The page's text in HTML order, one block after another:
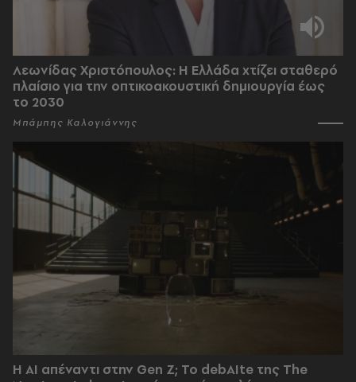
Λεωνίδας Χριστόπουλος: Η Ελλάδα χτίζει σταθερό
πλαίσιο για την οπτικοακουστική δημιουργία έως
το 2030
Μπάμπης Καλογιάννης
Η AI απέναντι στην Gen Z; Το debAIte της The